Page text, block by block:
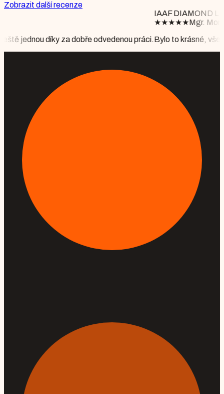
Zobrazit další recenze
odvedenou práci.
IAAF DIAMOND LEAGUE BRUSSELS
Mgr. Monika Floriánová
Bylo to krásné, vše perfektně připraveno,